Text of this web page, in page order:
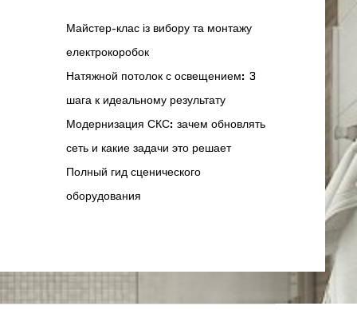
Майстер-клас із вибору та монтажу
електрокоробок
Натяжной потолок с освещением: 3
шага к идеальному результату
Модернизация СКС: зачем обновлять
сеть и какие задачи это решает
Полный гид сценического
оборудования